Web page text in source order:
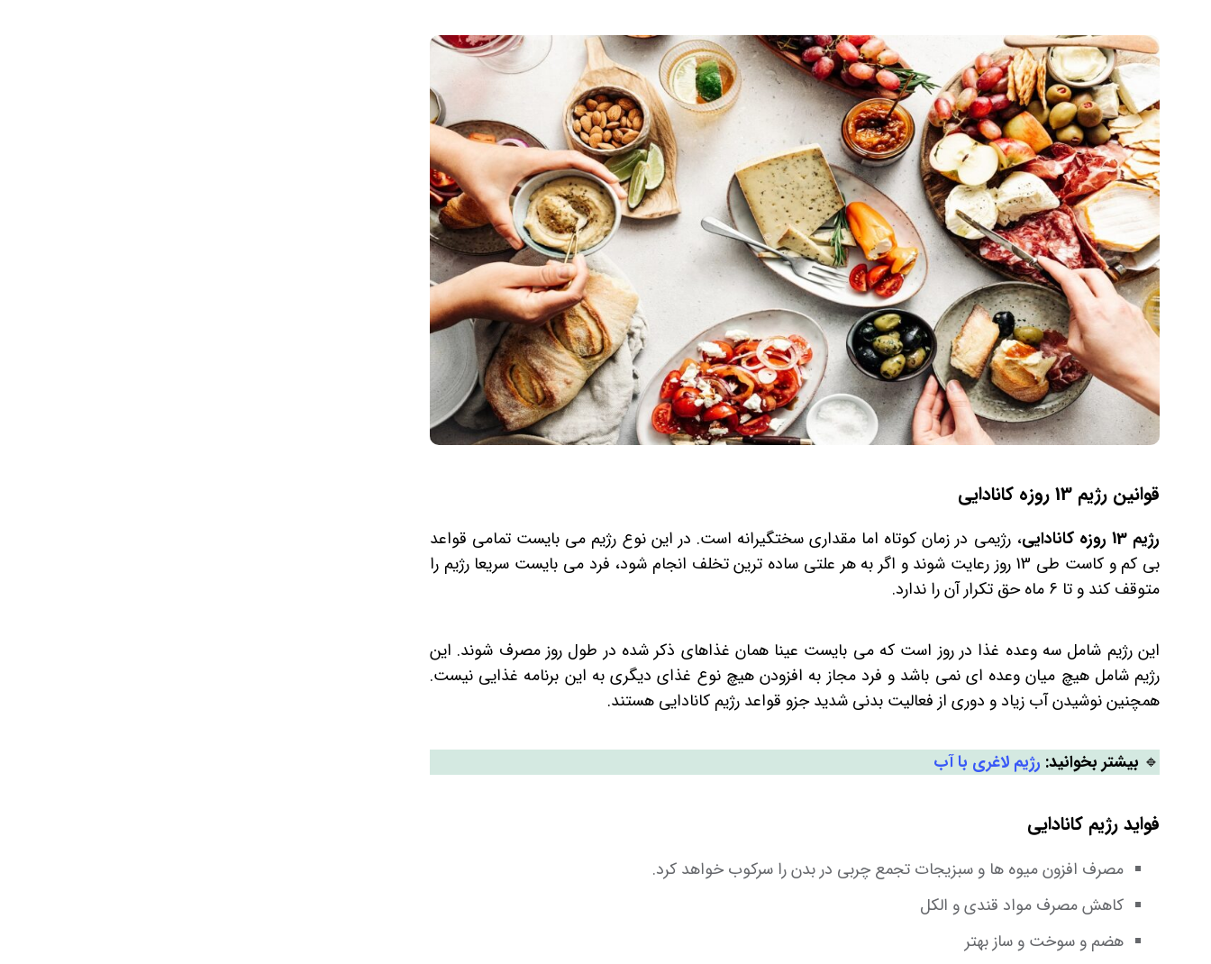
قوانین رژیم 13 روزه کانادایی
رژیم 13 روزه کانادایی
، رژیمی در زمان کوتاه اما مقداری سختگیرانه است. در این نوع رژیم می بایست تمامی قواعد
بی‌ کم و کاست طی 13 روز رعایت شوند و اگر به هر علتی ساده ‌ترین تخلف انجام شود، فرد می بایست سریعا رژیم را
متوقف کند و تا 6 ماه حق تکرار آن را ندارد.
این رژیم شامل سه وعده غذا در روز است که می بایست عینا همان غذاهای ذکر شده در طول روز مصرف شوند. این
رژیم شامل هیچ میان وعده‌ ای نمی باشد و فرد مجاز به افزودن هیچ نوع غذای دیگری به این برنامه غذایی نیست.
همچنین نوشیدن آب زیاد و دوری از فعالیت بدنی شدید جزو قواعد رژیم کانادایی هستند.
🔹 بیشتر بخوانید: رژیم لاغری با آب
فواید رژیم کانادایی
مصرف افزون میوه ها و سبزیجات تجمع چربی در بدن را سرکوب خواهد کرد.
کاهش مصرف مواد قندی و الکل
هضم و سوخت و ساز بهتر